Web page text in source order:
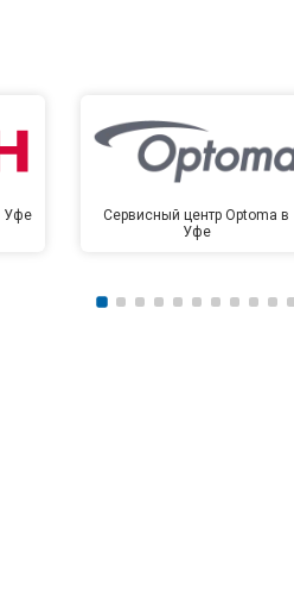
Уфе
Сервисный центр Optoma в
Уфе